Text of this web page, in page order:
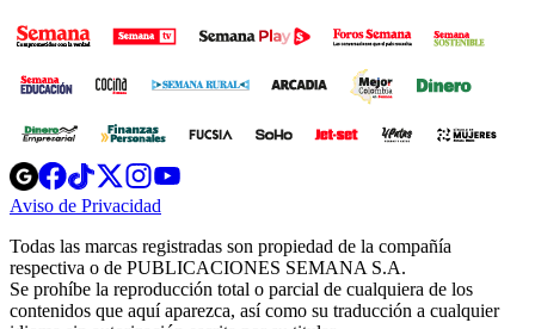
Opens
in
new
Opens
in
new
Opens
in
new
window
Opens
new
windowwindow
Aviso de Privacidad
new
window
Todas las marcas registradas son propiedad de la compañía
respectiva o de PUBLICACIONES SEMANA S.A.
Se prohíbe la reproducción total o parcial de cualquiera de los
contenidos que aquí aparezca, así como su traducción a cualquier